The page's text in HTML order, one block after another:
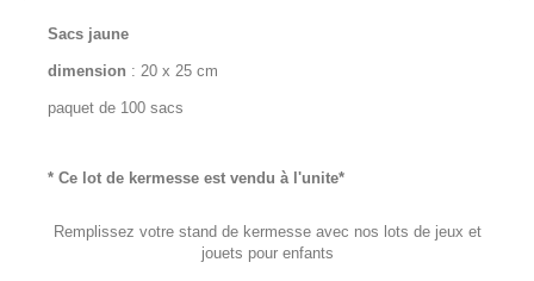
Sacs jaune
dimension : 20 x 25 cm
paquet de 100 sacs
* Ce lot de kermesse est vendu à l'unite*
Remplissez votre stand de kermesse avec nos lots de jeux et
jouets pour enfants